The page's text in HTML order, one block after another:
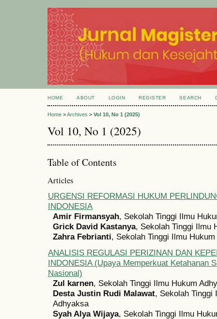
HOME ABOUT LOGIN REGISTER SEARCH
Home >Archives > Vol 10, No 1 (2025)
Vol 10, No 1 (2025)
Table of Contents
Articles
URGENSI REFORMASI HUKUM
INDONESIA
Amir Firmansyah, Sekolah Tinggi Ilmu
Grick David Kastanya, Sekolah Tinggi Ilmu
Zahra Febrianti, Sekolah Tinggi Ilmu
ANALISIS REGULASI PERIZINAN DAN
INDONESIA (Upaya Memperkuat Ketahanan
Nasional)
Zul karnen, Sekolah Tinggi Ilmu Hukum
Desta Justin Rudi Malawat, Sekolah Tinggi
Adhyaksa
Syah Alya Wijaya, Sekolah Tinggi Ilmu